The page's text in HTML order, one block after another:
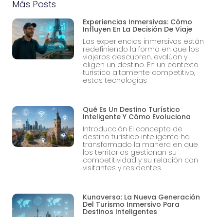
Más Posts
Experiencias Inmersivas: Cómo
Influyen En La Decisión De Viaje
Las experiencias inmersivas están
redefiniendo la forma en que los
viajeros descubren, evalúan y
eligen un destino. En un contexto
turístico altamente competitivo,
estas tecnologías
Qué Es Un Destino Turístico
Inteligente Y Cómo Evoluciona
Introducción El concepto de
destino turístico inteligente ha
transformado la manera en que
los territorios gestionan su
competitividad y su relación con
visitantes y residentes.
Kunaverso: La Nueva Generación
Del Turismo Inmersivo Para
Destinos Inteligentes